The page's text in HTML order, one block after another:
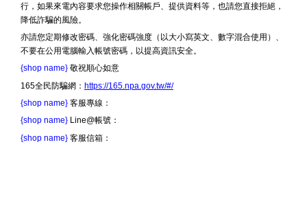
行，如果來電內容要求您操作相關帳戶、提供資料等，也請您直接拒絕，
降低詐騙的風險。
亦請您定期修改密碼、強化密碼強度（以大小寫英文、數字混合使用）、
不要在公用電腦輸入帳號密碼，以提高資訊安全。
{shop name} 敬祝順心如意
165全民防騙網： https://165.npa.gov.tw/#/
{shop name} 客服專線：
{shop name} Line@帳號：
{shop name} 客服信箱：